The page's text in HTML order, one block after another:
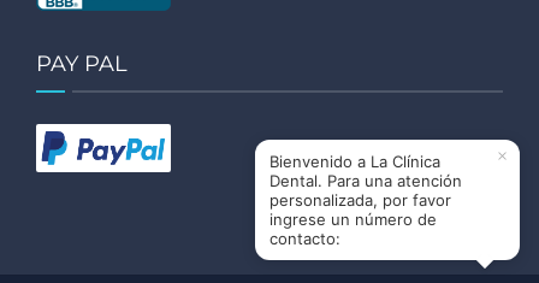
PAY PAL
×
Bienvenido a La Clínica
Dental. Para una atención
personalizada, por favor
ingrese un número de
contacto: